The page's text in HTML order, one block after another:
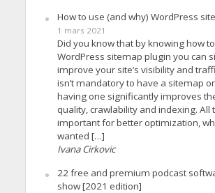
How to use (and why) WordPress
1 mars 2021
Did you know that by knowing how
WordPress sitemap plugin you can
improve your site’s visibility and
isn’t mandatory to have a sitemap
having one significantly improves
quality, crawlability and indexing. All
important for better optimization,
wanted […]
Ivana Cirkovic
22 free and premium podcast
show [2021 edition]